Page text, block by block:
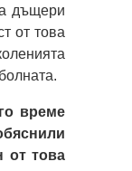
дъщери
от това
време
от това